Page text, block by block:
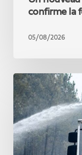
confirme la
05/08/2026
INCENDIES
EN
FRANCE
:
la
Belgique
renforce